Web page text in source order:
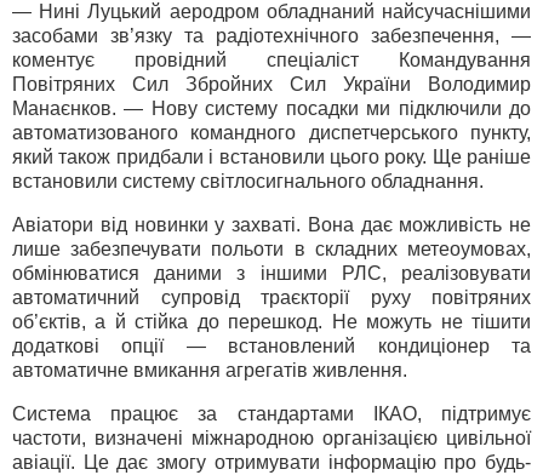
— Нині Луцький аеродром обладнаний найсучаснішими
засобами зв’язку та радіотехнічного забезпечення, —
коментує провідний спеціаліст Командування
Повітряних Сил Збройних Сил України Володимир
Манаєнков. — Нову систему посадки ми підключили до
автоматизованого командного диспетчерського пункту,
який також придбали і встановили цього року. Ще раніше
встановили систему світлосигнального обладнання.
Авіатори від новинки у захваті. Вона дає можливість не
лише забезпечувати польоти в складних метеоумовах,
обмінюватися даними з іншими РЛС, реалізовувати
автоматичний супровід траєкторії руху повітряних
об’єктів, а й стійка до перешкод. Не можуть не тішити
додаткові опції — встановлений кондиціонер та
автоматичне вмикання агрегатів живлення.
Система працює за стандартами ІКАО, підтримує
частоти, визначені міжнародною організацією цивільної
авіації. Це дає змогу отримувати інформацію про будь-